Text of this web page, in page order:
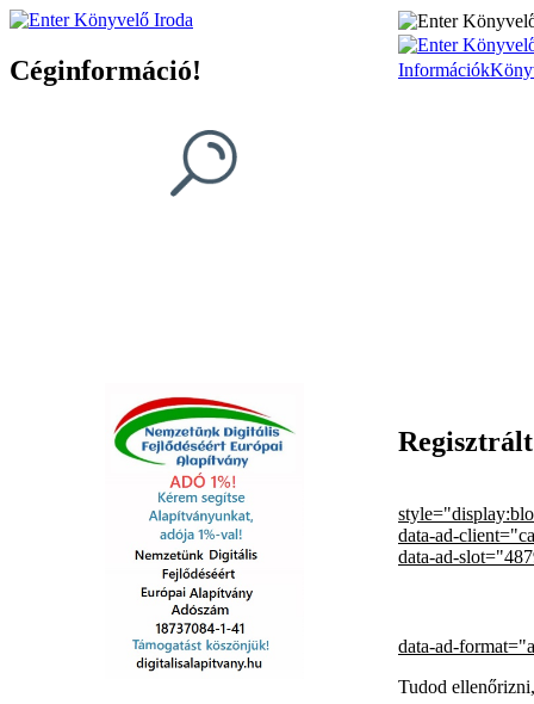
Céginformáció! Információk
data-ad-
data-ad-
data-ad-
Tudod